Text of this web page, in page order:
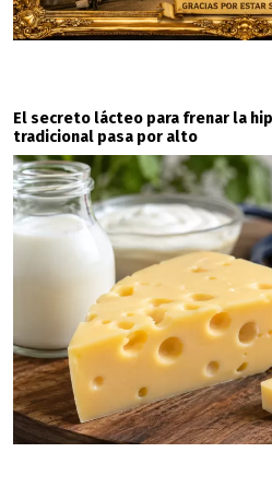
El secreto lácteo para frenar la
tradicional pasa por alto